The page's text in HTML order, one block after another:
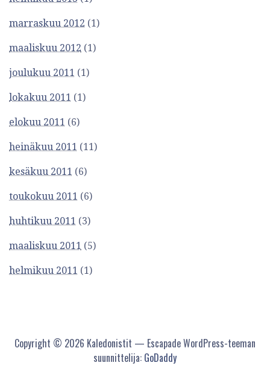
marraskuu 2012 (1)
maaliskuu 2012 (1)
joulukuu 2011 (1)
lokakuu 2011 (1)
elokuu 2011 (6)
heinäkuu 2011 (11)
kesäkuu 2011 (6)
toukokuu 2011 (6)
huhtikuu 2011 (3)
maaliskuu 2011 (5)
helmikuu 2011 (1)
Copyright © 2026 Kaledonistit — Escapade WordPress-teeman
suunnittelija: GoDaddy